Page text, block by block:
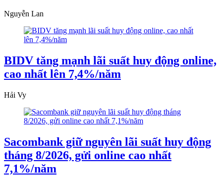
Nguyễn Lan
BIDV tăng mạnh lãi suất huy động online,
cao nhất lên 7,4%/năm
Hải Vy
Sacombank giữ nguyên lãi suất huy động
tháng 8/2026, gửi online cao nhất
7,1%/năm